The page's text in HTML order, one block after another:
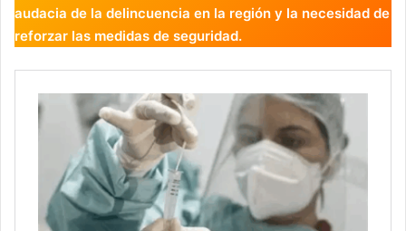
audacia de la delincuencia en la región y la necesidad de
reforzar las medidas de seguridad.